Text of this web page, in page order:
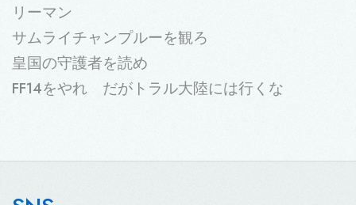
リーマン
サムライチャンプルーを観ろ
皇国の守護者を読め
FF14をやれ だがトラル大陸には行くな